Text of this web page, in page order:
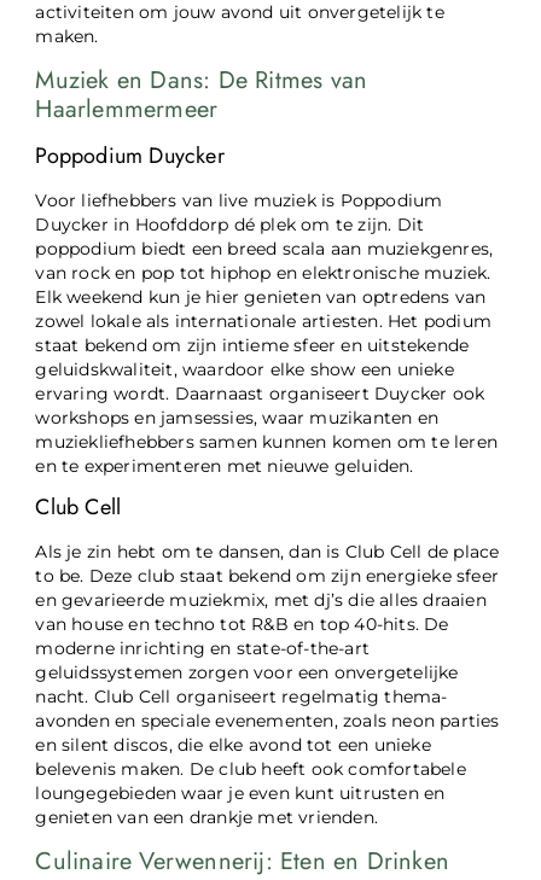
activiteiten om jouw avond uit onvergetelijk te
maken.
Muziek en Dans: De Ritmes van
Haarlemmermeer
Poppodium Duycker
Voor liefhebbers van live muziek is Poppodium
Duycker in Hoofddorp dé plek om te zijn. Dit
poppodium biedt een breed scala aan muziekgenres,
van rock en pop tot hiphop en elektronische muziek.
Elk weekend kun je hier genieten van optredens van
zowel lokale als internationale artiesten. Het podium
staat bekend om zijn intieme sfeer en uitstekende
geluidskwaliteit, waardoor elke show een unieke
ervaring wordt. Daarnaast organiseert Duycker ook
workshops en jamsessies, waar muzikanten en
muziekliefhebbers samen kunnen komen om te leren
en te experimenteren met nieuwe geluiden.
Club Cell
Als je zin hebt om te dansen, dan is Club Cell de place
to be. Deze club staat bekend om zijn energieke sfeer
en gevarieerde muziekmix, met dj’s die alles draaien
van house en techno tot R&B en top 40-hits. De
moderne inrichting en state-of-the-art
geluidssystemen zorgen voor een onvergetelijke
nacht. Club Cell organiseert regelmatig thema-
avonden en speciale evenementen, zoals neon parties
en silent discos, die elke avond tot een unieke
belevenis maken. De club heeft ook comfortabele
loungegebieden waar je even kunt uitrusten en
genieten van een drankje met vrienden.
Culinaire Verwennerij: Eten en Drinken